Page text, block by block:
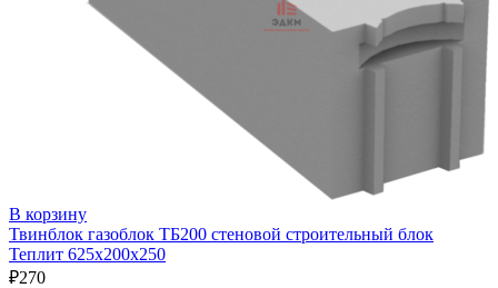
В корзину
Твинблок газоблок ТБ200 стеновой строительный блок
Теплит 625х200х250
₽270